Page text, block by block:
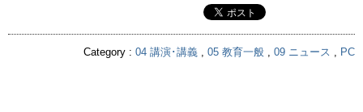
Category : 04 講演･講義 , 05 教育一般 , 09 ニュース , PC